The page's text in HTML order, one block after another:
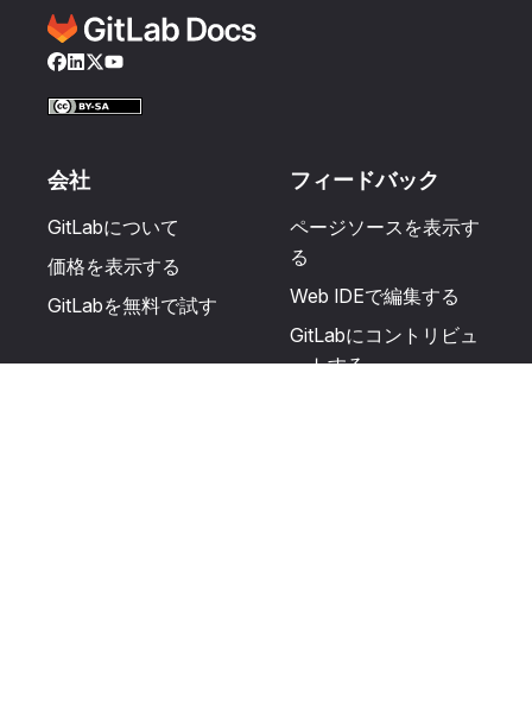
Facebook
LinkedIn
Twitter
YouTube
会社
GitLabについて
価格を表示する
GitLabを無料で試す
フィードバック
ページソースを表示す
る
Web IDEで編集する
GitLabにコントリビュ
ートする